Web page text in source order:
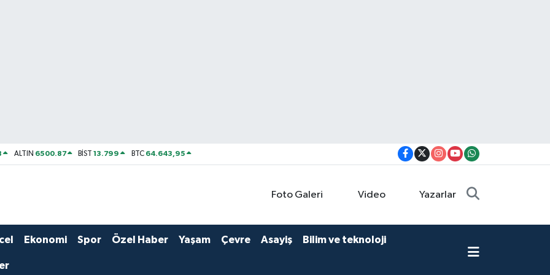
ALTIN 6500.87 BİST13.799 BTC 64.643,95
Foto Galeri Video Yazarlar
Ekonomi Spor Özel Haber Yaşam Çevre Asayiş Bilim ve teknoloji